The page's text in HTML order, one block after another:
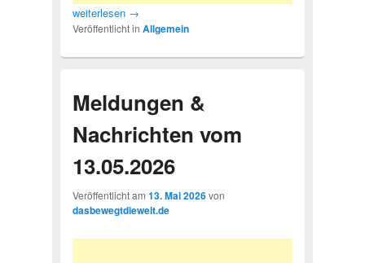
weiterlesen →
Veröffentlicht in Allgemein
Meldungen &
Nachrichten vom
13.05.2026
Veröffentlicht am 13. Mai 2026von
dasbewegtdiewelt.de